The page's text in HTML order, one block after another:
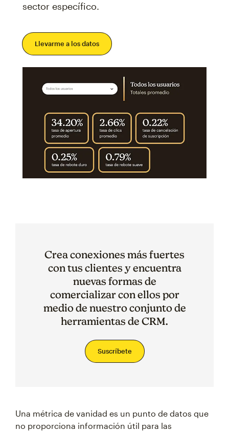
sector específico.
Llevarme a los datos
Crea conexiones más fuertes
con tus clientes y encuentra
nuevas formas de
comercializar con ellos por
medio de nuestro conjunto de
herramientas de CRM.
Suscríbete
Una métrica de vanidad es un punto de datos que
no proporciona información útil para las